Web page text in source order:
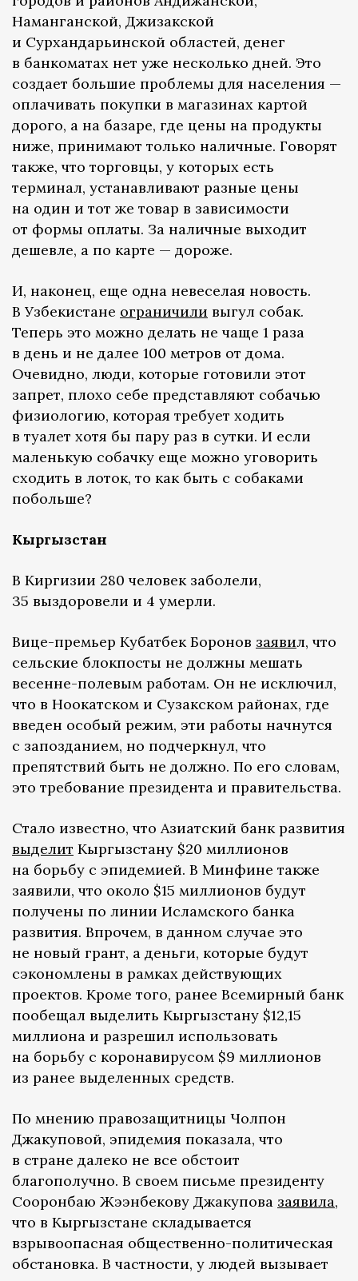
Наманганской, Джизакской
и Сурхандарьинской областей, денег
в банкоматах нет уже несколько дней. Это
создает большие проблемы для населения —
оплачивать покупки в магазинах картой
дорого, а на базаре, где цены на продукты
ниже, принимают только наличные. Говорят
также, что торговцы, у которых есть
терминал, устанавливают разные цены
на один и тот же товар в зависимости
от формы оплаты. За наличные выходит
дешевле, а по карте — дороже.
И, наконец, еще одна невеселая новость.
В Узбекистане ограничили выгул собак.
Теперь это можно делать не чаще 1 раза
в день и не далее 100 метров от дома.
Очевидно, люди, которые готовили этот
запрет, плохо себе представляют собачью
физиологию, которая требует ходить
в туалет хотя бы пару раз в сутки. И если
маленькую собачку еще можно уговорить
сходить в лоток, то как быть с собаками
побольше?
Кыргызстан
В Киргизии 280 человек заболели,
35 выздоровели и 4 умерли.
Вице-премьер Кубатбек Боронов заявил, что
сельские блокпосты не должны мешать
весенне-полевым работам. Он не исключил,
что в Ноокатском и Сузакском районах, где
введен особый режим, эти работы начнутся
с запозданием, но подчеркнул, что
препятствий быть не должно. По его словам,
это требование президента и правительства.
Стало известно, что Азиатский банк развития
выделит Кыргызстану $20 миллионов
на борьбу с эпидемией. В Минфине также
заявили, что около $15 миллионов будут
получены по линии Исламского банка
развития. Впрочем, в данном случае это
не новый грант, а деньги, которые будут
сэкономлены в рамках действующих
проектов. Кроме того, ранее Всемирный банк
пообещал выделить Кыргызстану $12,15
миллиона и разрешил использовать
на борьбу с коронавирусом $9 миллионов
из ранее выделенных средств.
По мнению правозащитницы Чолпон
Джакуповой, эпидемия показала, что
в стране далеко не все обстоит
благополучно. В своем письме президенту
Сооронбаю Жээнбекову Джакупова заявила,
что в Кыргызстане складывается
взрывоопасная общественно-политическая
обстановка. В частности, у людей вызывает